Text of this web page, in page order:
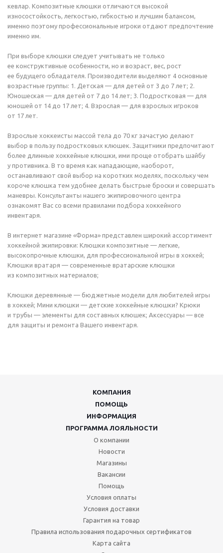
кевлар. Композитные клюшки отличаются высокой
износостойкость, легкостью, гибкостью и лучшим балансом,
именно поэтому профессиональные игроки отдают предпочтение
именно им.
При выборе клюшки следует учитывать не только
ее конструктивные особенности, но и возраст, вес, рост
ее будущего обладателя. Производители выделяют 4 основные
возрастные группы: 1. Детская — для детей от 3 до 7 лет; 2.
Юношеская — для детей от 7 до 14 лет; 3. Подростковая — для
юношей от 14 до 17 лет; 4. Взрослая — для взрослых игроков
от 17 лет.
Взрослые хоккеисты массой тела до 70 кг зачастую делают
выбор в пользу подростковых клюшек. Защитники предпочитают
более длинные хоккейные клюшки, ими проще отобрать шайбу
у противника. В то время как нападающие, наоборот,
останавливают свой выбор на коротких моделях, поскольку чем
короче клюшка тем удобнее делать быстрые броски и совершать
маневры. Консультанты нашего экипировочного центра
ознакомят Вас со всеми правилами подбора хоккейного
инвентаря.
В интернет магазине «Форма» представлен широкий ассортимент
хоккейной экипировки: Клюшки композитные — легкие,
высокопрочные клюшки, для профессиональной игры в хоккей;
Клюшки вратаря — современные вратарские клюшки
из композитных материалов;
Клюшки деревянные — бюджетные модели для любителей игры
в хоккей; Мини клюшки — детские хоккейные клюшки? Крюки
и трубы — элементы для составных клюшек; Аксессуары — все
для защиты и ремонта Вашего инвентаря.
КОМПАНИЯ
ПОМОЩЬ
ИНФОРМАЦИЯ
ПРОГРАММА ЛОЯЛЬНОСТИ
О компании
Новости
Магазины
Вакансии
Помощь
Условия оплаты
Условия доставки
Гарантия на товар
Правила использования подарочных сертификатов
Карта сайта